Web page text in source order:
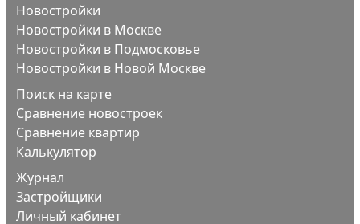
Новостройки
Новостройки в Москве
Новостройки в Подмосковье
Новостройки в Новой Москве
Поиск на карте
Сравнение новостроек
Сравнение квартир
Калькулятор
Журнал
Застройщики
Личный кабинет